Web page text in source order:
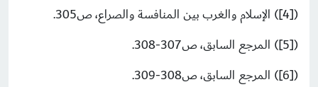
([4]) الإسلام والغرب بين المنافسة والصراع، ص305.
([5]) المرجع السابق، ص307-308.
([6]) المرجع السابق، ص308-309.